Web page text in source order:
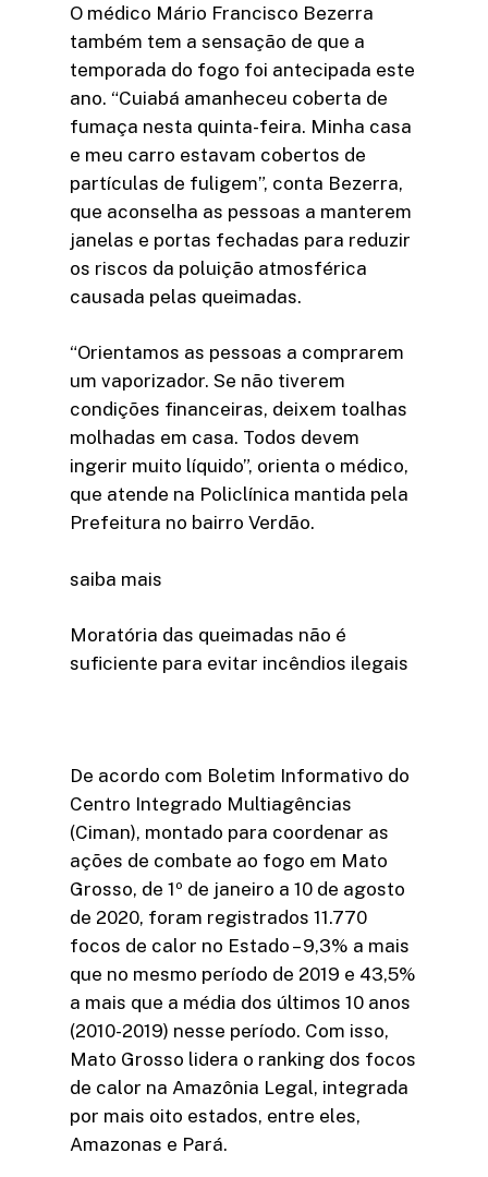
O médico Mário Francisco Bezerra
também tem a sensação de que a
temporada do fogo foi antecipada este
ano. “Cuiabá amanheceu coberta de
fumaça nesta quinta-feira. Minha casa
e meu carro estavam cobertos de
partículas de fuligem”, conta Bezerra,
que aconselha as pessoas a manterem
janelas e portas fechadas para reduzir
os riscos da poluição atmosférica
causada pelas queimadas.
“Orientamos as pessoas a comprarem
um vaporizador. Se não tiverem
condições financeiras, deixem toalhas
molhadas em casa. Todos devem
ingerir muito líquido”, orienta o médico,
que atende na Policlínica mantida pela
Prefeitura no bairro Verdão.
saiba mais
Moratória das queimadas não é
suficiente para evitar incêndios ilegais
De acordo com Boletim Informativo do
Centro Integrado Multiagências
(Ciman), montado para coordenar as
ações de combate ao fogo em Mato
Grosso, de 1º de janeiro a 10 de agosto
de 2020, foram registrados 11.770
focos de calor no Estado – 9,3% a mais
que no mesmo período de 2019 e 43,5%
a mais que a média dos últimos 10 anos
(2010-2019) nesse período. Com isso,
Mato Grosso lidera o ranking dos focos
de calor na Amazônia Legal, integrada
por mais oito estados, entre eles,
Amazonas e Pará.